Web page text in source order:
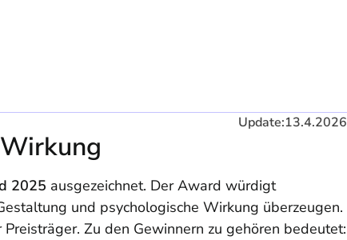
Update:13.4.2026
2025 ausgezeichnet. Der Award würdigt
und psychologische Wirkung überzeugen.
Zu den Gewinnern zu gehören bedeutet: